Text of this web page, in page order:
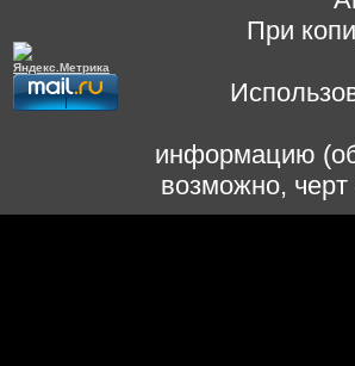
При
информацию
возможно,